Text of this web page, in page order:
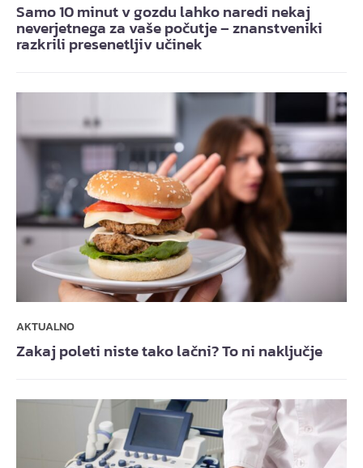
Samo 10 minut v gozdu lahko naredi nekaj
neverjetnega za vaše počutje – znanstveniki
razkrili presenetljiv učinek
AKTUALNO
Zakaj poleti niste tako lačni? To ni naključje